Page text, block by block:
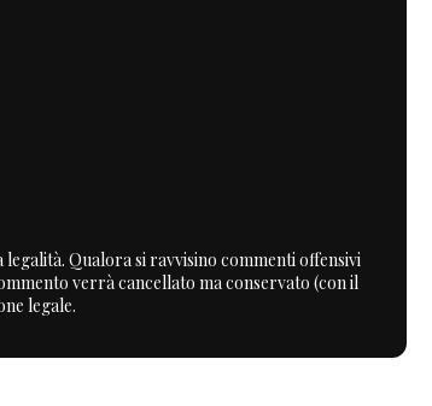
Qualora si ravvisino commenti offensivi
verrà cancellato ma conservato (con il
legale.